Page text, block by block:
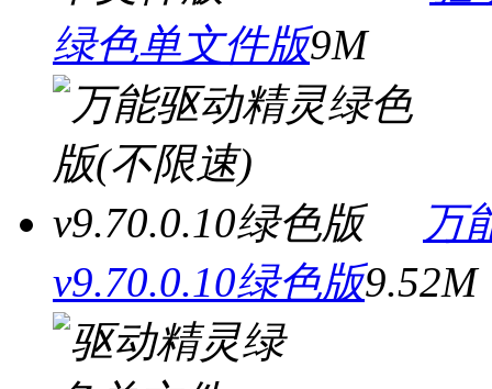
绿色单文件版9M
万
v9.70.0.10绿色版9.52M